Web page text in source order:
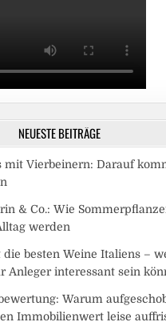
NEUESTE BEITRÄGE
mit Vierbeinern: Darauf
& Co.: Wie
werden
besten Weine Italiens –
Anleger interessant sein
Warum
Immobilienwert leise